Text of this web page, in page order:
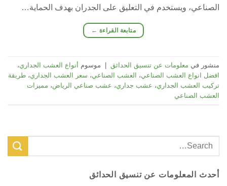
الصناعي، ويستخدم في التعليق على الجدران بهدف الحماية…
متابعة القراءة ←
منشور في معلومات عن تنسيق الحدائق | موسوم أنواع العشب الجداري،
افضل انواع العشب الصناعي، العشب الصناعي، سعر العشب الجداري، طريقة
تركيب العشب الجداري، عشب جداري، عشب صناعي الرياض، مميزات
العشب الصناعي
أحدث المعلومات عن تنسيق الحدائق